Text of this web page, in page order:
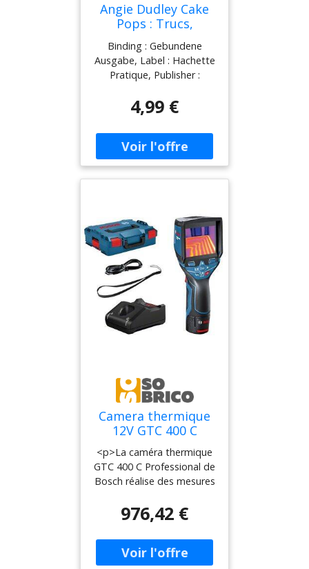
Angie Dudley Cake
Pops : Trucs,
Astuces Et Recettes
Pour Réaliser Des
Petits Gâteaux
Craquants
Binding : Gebundene
Ausgabe, Label : Hachette
Pratique, Publisher :
medium : Gebundene
Ausgabe, publicationDate
: 2012-02-08, authors :
Angie Dudley, languages :
french, ISBN : 2012305873
4,99 €
Camera thermique
12V GTC 400 C
Professional +
batterie 2Ah +
chargeur en coffret
L-BOXX - BOSCH -
<p>La caméra thermique
GTC 400 C Professional de
Bosch réalise des mesures
température en quelques
secondes, tout en offrant
une facilité
d'enregistrement des
976,42 €